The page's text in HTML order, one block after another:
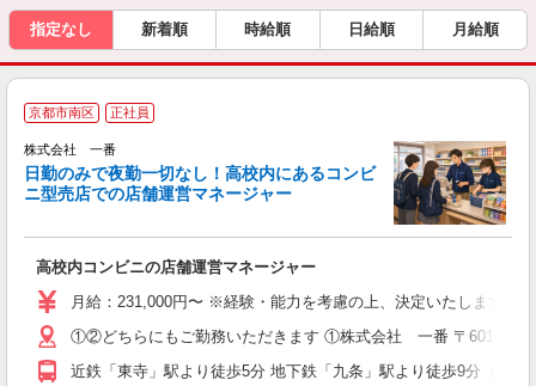
指定なし 新着順 時給順 日給順 月給順
京都市南区 正社員
株式会社 一番
日勤のみで夜勤一切なし！高校内にあるコンビ
ニ型売店での店舗運営マネージャー
高校内コンビニの店舗運営マネージャー
月給：231,000円〜 ※経験・能力を考慮の上、決定いたします。
①②どちらにもご勤務いただきます ①株式会社 一番 〒601-8046
近鉄「東寺」駅より徒歩5分 地下鉄「九条」駅より徒歩9分（京都